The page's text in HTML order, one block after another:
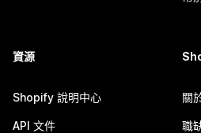
資源
Shopify 說明中心
API 文件
關
職